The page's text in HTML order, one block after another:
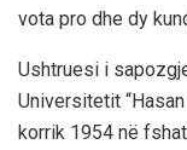
vota pro dhe dy
Ushtruesi i
Universitetit
korrik 1954 në